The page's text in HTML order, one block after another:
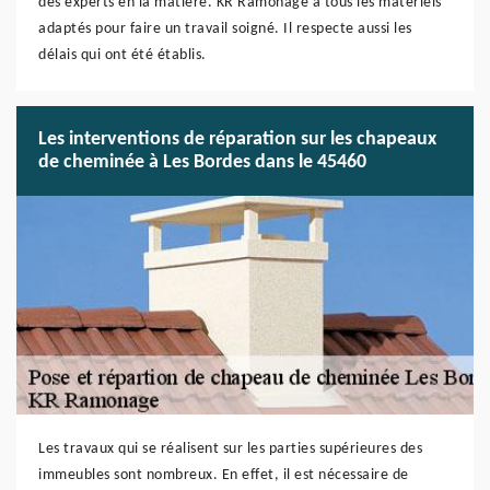
adaptés pour faire un travail soigné. Il respecte aussi les
délais qui ont été établis.
Les interventions de réparation sur les chapeaux
de cheminée à Les Bordes dans le 45460
Les travaux qui se réalisent sur les parties supérieures des
immeubles sont nombreux. En effet, il est nécessaire de